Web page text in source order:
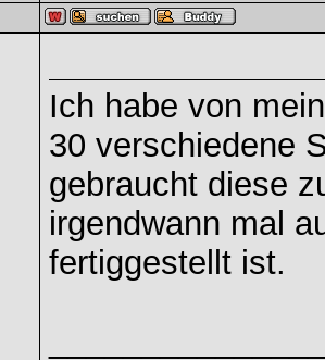
Ich habe von
30 verschiedene
gebraucht diese
irgendwann mal
fertiggestellt ist.